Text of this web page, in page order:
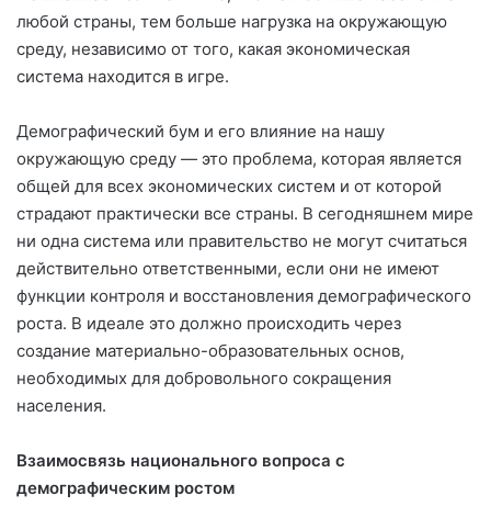
любой страны, тем больше нагрузка на окружающую
среду, независимо от того, какая экономическая
система находится в игре.
Демографический бум и его влияние на нашу
окружающую среду — это проблема, которая является
общей для всех экономических систем и от которой
страдают практически все страны. В сегодняшнем мире
ни одна система или правительство не могут считаться
действительно ответственными, если они не имеют
функции контроля и восстановления демографического
роста. В идеале это должно происходить через
создание материально-образовательных основ,
необходимых для добровольного сокращения
населения.
Взаимосвязь национального вопроса с
демографическим ростом